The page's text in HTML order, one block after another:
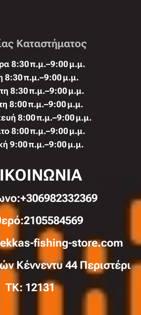
Καταστήματος
8:30 π.μ.–9:00 μ.μ.
8:30 π.μ.–9:00 μ.μ.
8:30 π.μ.–9:00 μ.μ.
8:00 π.μ.–9:00 μ.μ.
8:00 π.μ.–9:00 μ.μ.
8:00 π.μ.–9:00 μ.μ.
9:00 π.μ.–9:00 μ.μ.
fishing-store.com
Κέννεντυ 44 Περιστέρι
TK: 12131